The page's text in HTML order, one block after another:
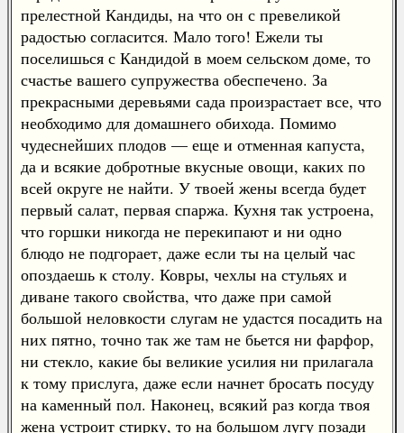
прелестной Кандиды, на что он с превеликой
радостью согласится. Мало того! Ежели ты
поселишься с Кандидой в моем сельском доме, то
счастье вашего супружества обеспечено. За
прекрасными деревьями сада произрастает все, что
необходимо для домашнего обихода. Помимо
чудеснейших плодов — еще и отменная капуста,
да и всякие добротные вкусные овощи, каких по
всей округе не найти. У твоей жены всегда будет
первый салат, первая спаржа. Кухня так устроена,
что горшки никогда не перекипают и ни одно
блюдо не подгорает, даже если ты на целый час
опоздаешь к столу. Ковры, чехлы на стульях и
диване такого свойства, что даже при самой
большой неловкости слугам не удастся посадить на
них пятно, точно так же там не бьется ни фарфор,
ни стекло, какие бы великие усилия ни прилагала
к тому прислуга, даже если начнет бросать посуду
на каменный пол. Наконец, всякий раз когда твоя
жена устроит стирку, то на большом лугу позади